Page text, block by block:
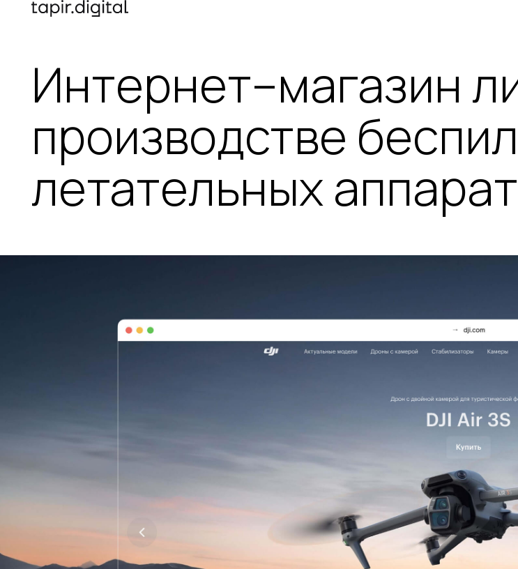
Интернет–магазин
производстве
летательных